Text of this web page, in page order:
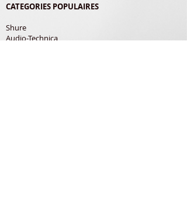
CATEGORIES POPULAIRES
Shure
Audio-Technica